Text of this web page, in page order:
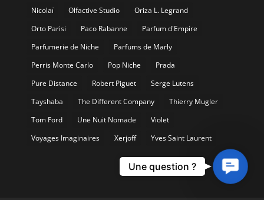
Nicolaï
Olfactive Studio
Oriza L. Legrand
Orto Parisi
Paco Rabanne
Parfum d'Empire
Parfumerie de Niche
Parfums de Marly
Perris Monte Carlo
Pop Niche
Prada
Pure Distance
Robert Piguet
Serge Lutens
Tayshaba
The Different Company
Thierry Mugler
Tom Ford
Une Nuit Nomade
Violet
Voyages Imaginaires
Xerjoff Yves Saint Laurent
Contact
Une question ?